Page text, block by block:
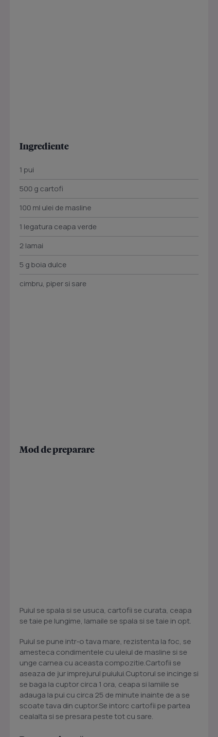
Ingrediente
1 pui
500 g cartofi
100 ml ulei de masline
1 legatura ceapa verde
2 lamai
5 g boia dulce
cimbru, piper si sare
Mod de preparare
Puiul se spala si se usuca, cartofii se curata, ceapa
se taie pe lungime, lamaile se spala si se taie in opt.
Puiul se pune intr-o tava mare, rezistenta la foc, se
amesteca condimentele cu uleiul de masline si se
unge carnea cu aceasta compozitie.Cartofii se
aseaza de jur imprejurul puiului.Cuptorul se incinge si
se baga la cuptor circa 1 ora, ceapa si lamiile se
adauga la pui cu circa 25 de minute inainte de a se
scoate tava din cuptor.Se intorc cartofii pe partea
cealalta si se presara peste tot cu sare.